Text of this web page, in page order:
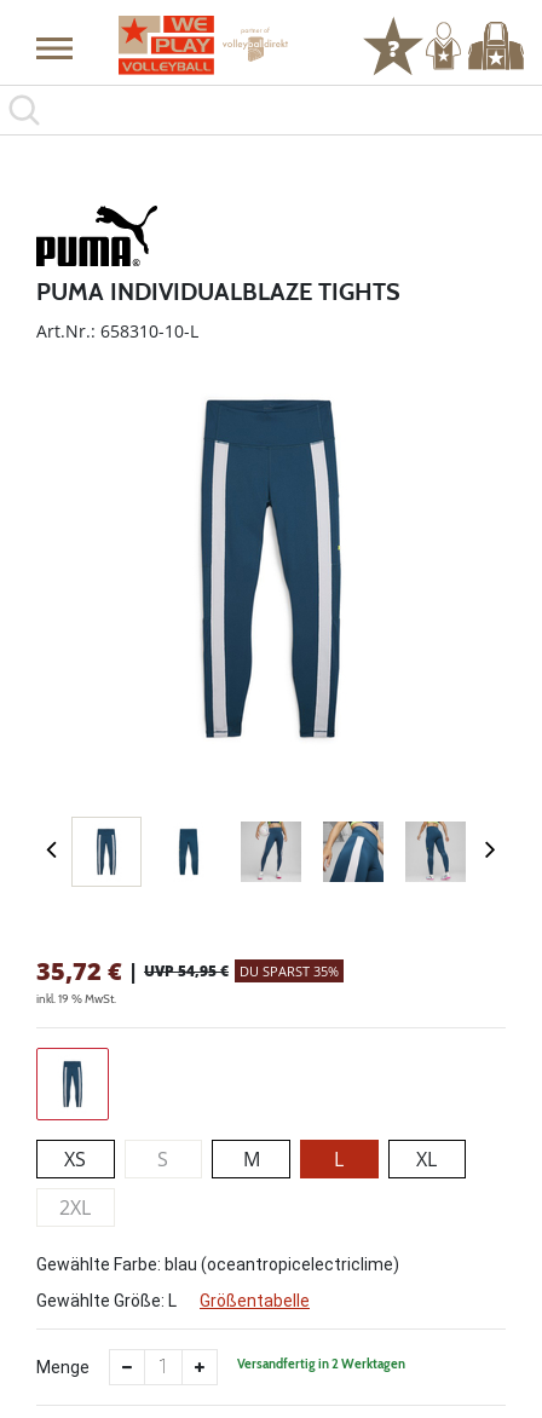
PUMA INDIVIDUALBLAZE TIGHTS
Art.Nr.: 658310-10-L
35,72 € | UVP 54,95 € DU SPARST 35%
inkl. 19 % MwSt.
XS S M L
XL
2XL
Gewählte Farbe: blau (oceantropicelectriclime)
Gewählte Größe: L Größentabelle
Menge Versandfertig in 2 Werktagen